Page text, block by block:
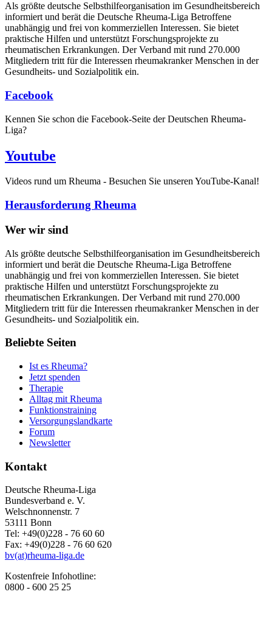
Als größte deutsche Selbsthilfe­organisation im Gesundheitsbereich
informiert und berät die Deutsche Rheuma-Liga Betroffene
unabhängig und frei von kommerziellen Interessen. Sie bietet
praktische Hilfen und unterstützt Forschungsprojekte zu
rheumatischen Erkrankungen. Der Verband mit rund 270.000
Mitgliedern tritt für die Interessen rheumakranker Menschen in der
Gesundheits- und Sozialpolitik ein.
Facebook
Kennen Sie schon die Facebook-Seite der Deutschen Rheuma-
Liga?
Youtube
Videos rund um Rheuma - Besuchen Sie unseren YouTube-Kanal!
Herausforderung Rheuma
Wer wir sind
Als größte deutsche Selbsthilfeorganisation im Gesundheitsbereich
informiert und berät die Deutsche Rheuma-Liga Betroffene
unabhängig und frei von kommerziellen Interessen. Sie bietet
praktische Hilfen und unterstützt Forschungsprojekte zu
rheumatischen Erkrankungen. Der Verband mit rund 270.000
Mitgliedern tritt für die Interessen rheumakranker Menschen in der
Gesundheits- und Sozialpolitik ein.
Beliebte Seiten
Ist es Rheuma?
Jetzt spenden
Therapie
Alltag mit Rheuma
Funktionstraining
Versorgungslandkarte
Forum
Newsletter
Kontakt
Deutsche Rheuma-Liga
Bundesverband e. V.
Welschnonnenstr. 7
53111 Bonn
Tel: +49(0)228 - 76 60 60
Fax: +49(0)228 - 76 60 620
bv(at)rheuma-liga.de
Kostenfreie Infohotline:
0800 - 600 25 25